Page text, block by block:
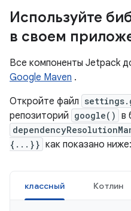
Используйте
в своем
Все компоненты Jetpack
Google Maven .
Откройте файл
репозиторий google() в
{...}} как показано ниже:
классный Котлин